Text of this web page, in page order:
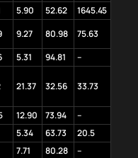
5.90 52.62
1645.45
9.27 80.98
75.63
5.31 94.81 –
21.37 32.56 33.73
12.90 73.94
–
5.34 63.73
20.5
7.71 80.28
–